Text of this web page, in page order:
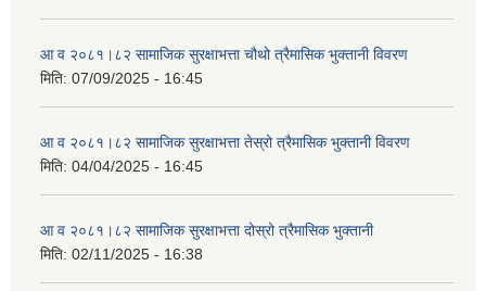
आ व २०८१।८२ सामाजिक सुरक्षाभत्ता चौथो त्रैमासिक भुक्तानी विवरण
मिति: 07/09/2025 - 16:45
आ व २०८१।८२ सामाजिक सुरक्षाभत्ता तेस्रो त्रैमासिक भुक्तानी विवरण
मिति: 04/04/2025 - 16:45
आ व २०८१।८२ सामाजिक सुरक्षाभत्ता दोस्रो त्रैमासिक भुक्तानी
मिति: 02/11/2025 - 16:38